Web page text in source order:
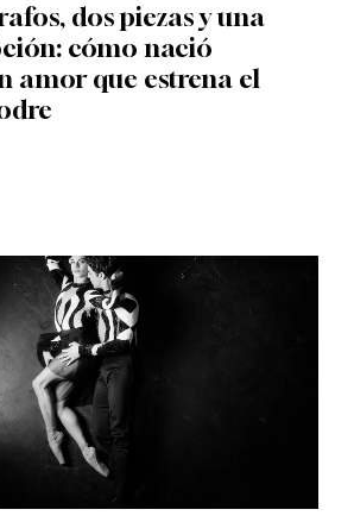
dos piezas y una
cómo nació
amor que estrena el